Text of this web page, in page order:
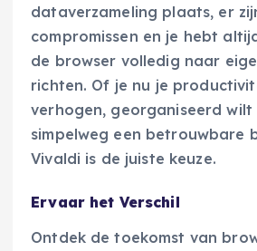
dataverzameling plaats, er
compromissen en je hebt
de browser volledig naar
richten. Of je nu je
verhogen, georganiseerd
simpelweg een betrouwbare
Vivaldi is de juiste keuze.
Ervaar het Verschil
Ontdek de toekomst van